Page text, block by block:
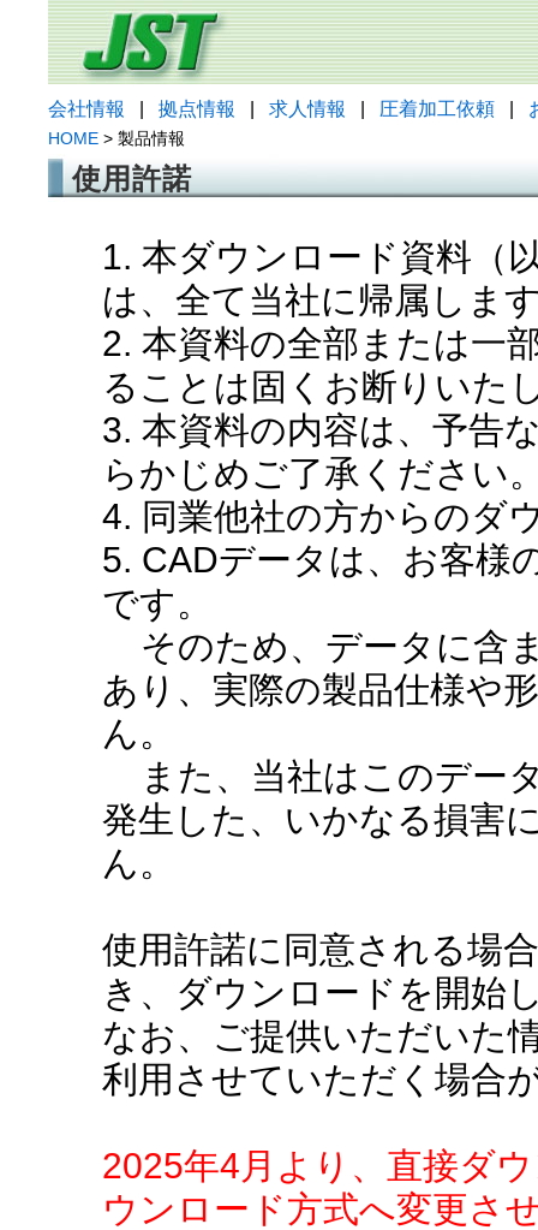
会社情報 拠点情報 求人情報 圧着加工依頼
HOME > 製品情報
使用許諾
1. 本ダウンロード資料（
は、全て当社に帰属しま
2. 本資料の全部または一
ることは固くお断りいた
3. 本資料の内容は、予告
らかじめご了承ください
4. 同業他社の方からのダ
5. CADデータは、お客様
です。
そのため、データに含
あり、実際の製品仕様や
ん。
また、当社はこのデー
発生した、いかなる損害
ん。
使用許諾に同意される場
き、ダウンロードを開始
なお、ご提供いただいた
利用させていただく場合
2025年4月より、直接ダ
ウンロード方式へ変更さ